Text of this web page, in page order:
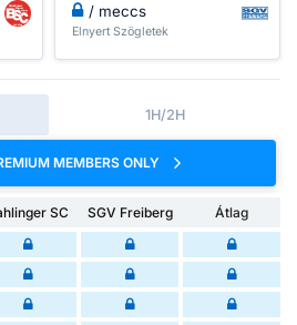
/ meccs
Elnyert Szögletek
1H/2H
MEMBERS ONLY
SC SGV Freiberg
Átlag